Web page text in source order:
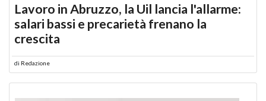
Lavoro in Abruzzo, la Uil lancia l'allarme:
salari bassi e precarietà frenano la
crescita
di Redazione